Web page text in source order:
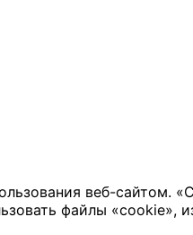
веб-сайтом.
файлы «cookie»,